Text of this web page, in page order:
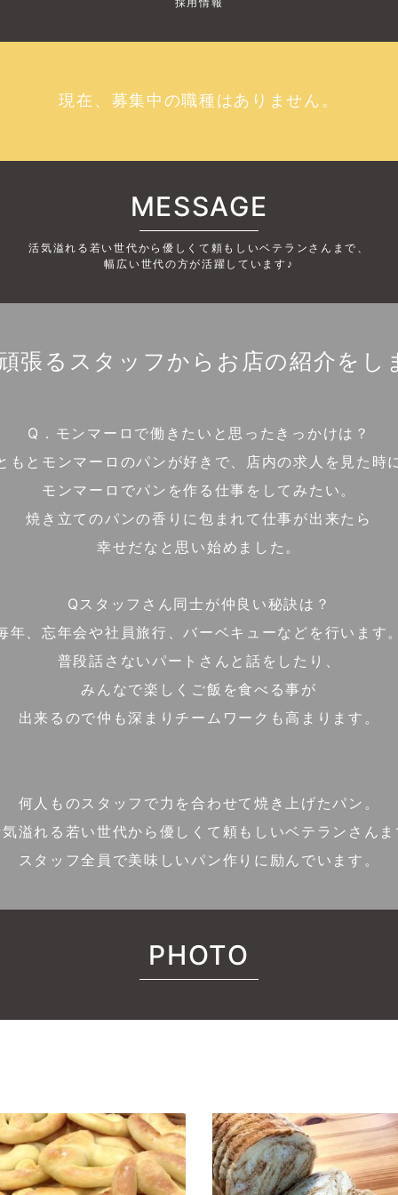
現在、募集中の職種はありません。
MESSAGE
活気溢れる若い世代から優しくて頼もしいベテランさんまで、
幅広い世代の方が活躍しています♪
張るスタッフからお店の紹介をし
Q．モンマーロで働きたいと思ったきっかけは？
もとモンマーロのパンが好きで、店内の求人を見た時
モンマーロでパンを作る仕事をしてみたい。
焼き立てのパンの香りに包まれて仕事が出来たら
幸せだなと思い始めました。
Qスタッフさん同士が仲良い秘訣は？
年、忘年会や社員旅行、バーベキューなどを行います
普段話さないパートさんと話をしたり、
みんなで楽しくご飯を食べる事が
出来るので仲も深まりチームワークも高まります。
何人ものスタッフで力を合わせて焼き上げたパン。
溢れる若い世代から優しくて頼もしいベテランさん
スタッフ全員で美味しいパン作りに励んでいます。
PHOTO